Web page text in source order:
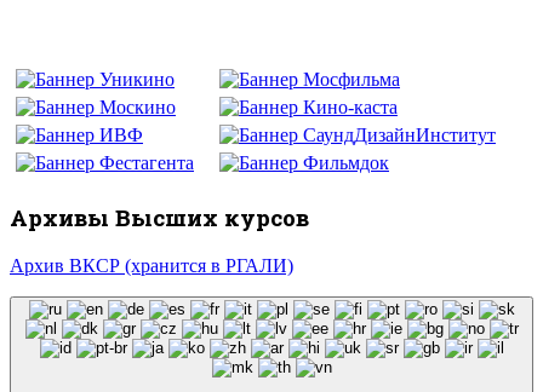
Архивы Высших курсов
Архив ВКСР (хранится в РГАЛИ)